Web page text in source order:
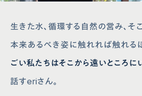
生きた水、循環する自然の営み、そ
本来あるべき姿に触れれば触れるほ
ごい私たちはそこから遠いところに
話すeriさん。